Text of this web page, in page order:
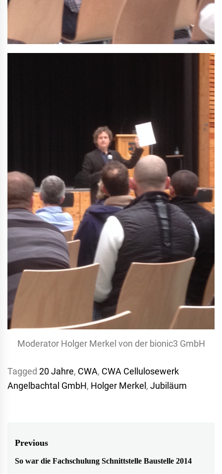
Moderator Holger Merkel von der bionic3 GmbH
Tagged 20 Jahre, CWA, CWA Cellulosewerk
Angelbachtal GmbH, Holger Merkel , Jubiläum
Beitragsnavigation
Previous
Previous
So war die Fachschulung Schnittstelle Baustelle 2014